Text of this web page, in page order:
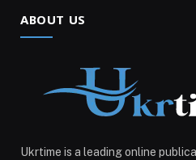
ABOUT US
Ukrtime is a leading online